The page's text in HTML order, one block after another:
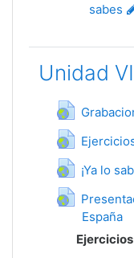
sabes
Unidad
¡Ya lo
España